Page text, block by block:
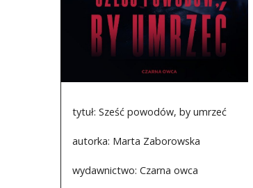
tytuł: Sześć powodów, by umrzeć
autorka: Marta Zaborowska
wydawnictwo: Czarna owca